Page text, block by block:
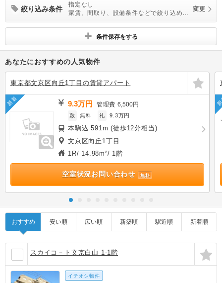
絞り込み条件
指定なし
家賃、間取り、設備条件などで絞り込めま
す
変更
条件保存をする
あなたにおすすめの人気物件
東京都文京区向丘1丁目の賃貸アパート
新着 9.3万円 管理費6,500円
敷 無料 礼 9.3万円
本駒込 591m (徒歩12分相当)
文京区向丘1丁目
1R/ 14.98m²/ 1階
空室状況お問い合わせ 無料
おすすめ 安い順 広い順 新築順 駅近順 新着順
スカイコ－ト文京白山 1-1階
イチオシ物件